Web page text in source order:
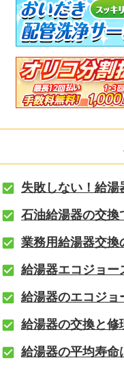
失敗しない！給
石油給湯器の交換
業務用給湯器交換
給湯器エコジョー
給湯器のエコジョ
給湯器の交換と修
給湯器の平均寿命